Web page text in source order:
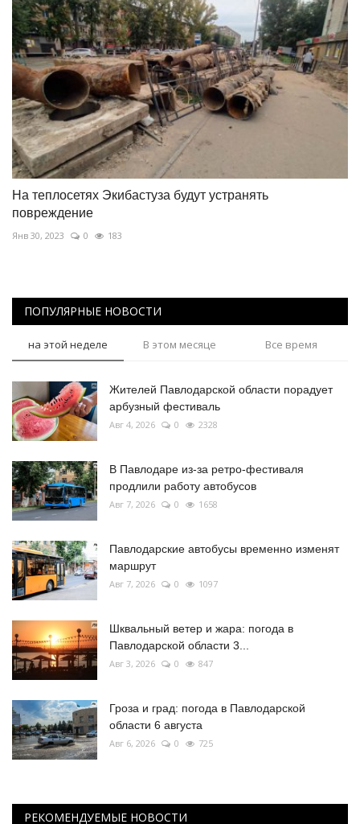
На теплосетях Экибастуза будут устранять
повреждение
Янв 30, 2023 0 183
ПОПУЛЯРНЫЕ НОВОСТИ
на этой неделе В этом месяце Все время
Жителей Павлодарской области порадует
арбузный фестиваль
Авг 4, 2026 0 2328
В Павлодаре из-за ретро-фестиваля
продлили работу автобусов
Авг 7, 2026 0 1658
Павлодарские автобусы временно изменят
маршрут
Авг 7, 2026 0 1097
Шквальный ветер и жара: погода в
Павлодарской области 3...
Авг 3, 2026 0 847
Гроза и град: погода в Павлодарской
области 6 августа
Авг 6, 2026 0 725
РЕКОМЕНДУЕМЫЕ НОВОСТИ